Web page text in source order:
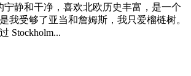
宁静和干净，喜欢北欧历史丰富，是一个
我受够了亚当和詹姆斯，我只爱榴梿树。
Stockholm...